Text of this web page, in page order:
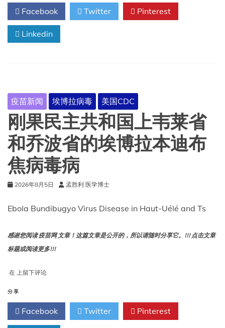
主
和
埃
博
拉
邦
迪
布
焦
病
毒
病
Facebook Twitter Pinterest
Linkedin
疫苗新闻 埃博拉病毒 美国CDC
刚果民主共和国上韦莱省
和乔波省的埃博拉本迪布
焦病毒病
2026年8月5日 孟胜利 医学博士
Ebola Bundibugyo Virus Disease in Haut-Uélé and Ts
感谢您阅读 疫苗网 文章！这篇文章是公开的，所以请随时分享它。!!! 点击文章
标题或阅读更多!!!
在 刚
民
主
共
和
上留下评论
分享
Facebook Twitter Pinterest